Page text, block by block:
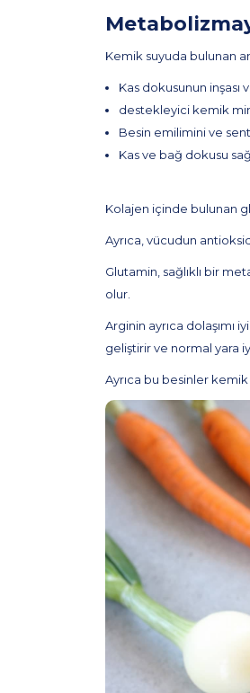
Kemik suyuda bulunan
Kas dokusunun inşası
destekleyici kemik
Besin emilimini ve
Kas ve bağ dokusu
Kolajen içinde bulunan
Ayrıca, vücudun
Glutamin, sağlıklı bir
olur.
Arginin ayrıca
geliştirir ve normal yara
Ayrıca bu besinler